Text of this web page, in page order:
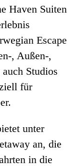
Haven Suiten
Escape
, Außen-,
Studios
für
unter
an, die
in die